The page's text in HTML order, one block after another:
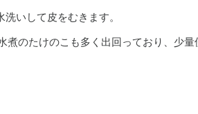
洗いして皮をむきます。
煮のたけのこも多く出回っており、少